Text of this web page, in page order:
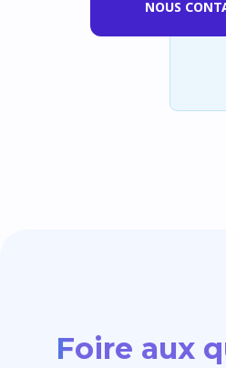
NOUS
Foire aux